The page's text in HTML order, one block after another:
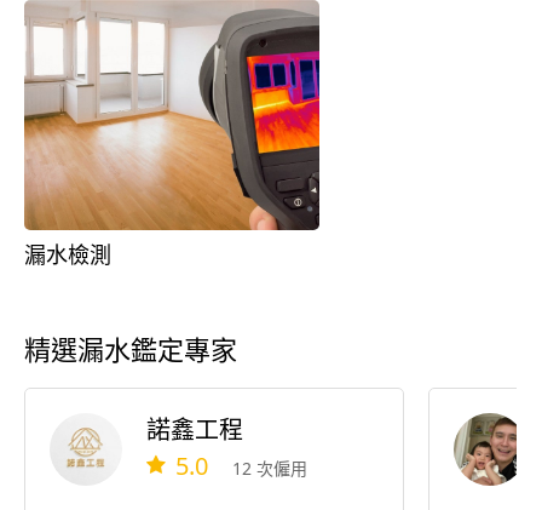
漏水檢測
精選漏水鑑定專家
諾鑫工程
5.0 12 次僱用